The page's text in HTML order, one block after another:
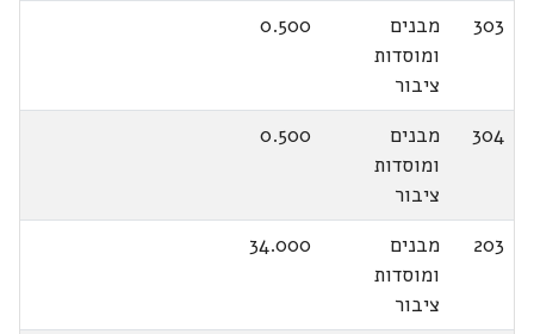
303
מבנים
ומוסדות
ציבור
0.500
304
מבנים
ומוסדות
ציבור
0.500
203
מבנים
ומוסדות
ציבור
34.000